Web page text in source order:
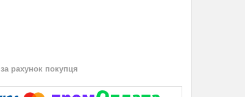
за рахунок покупця